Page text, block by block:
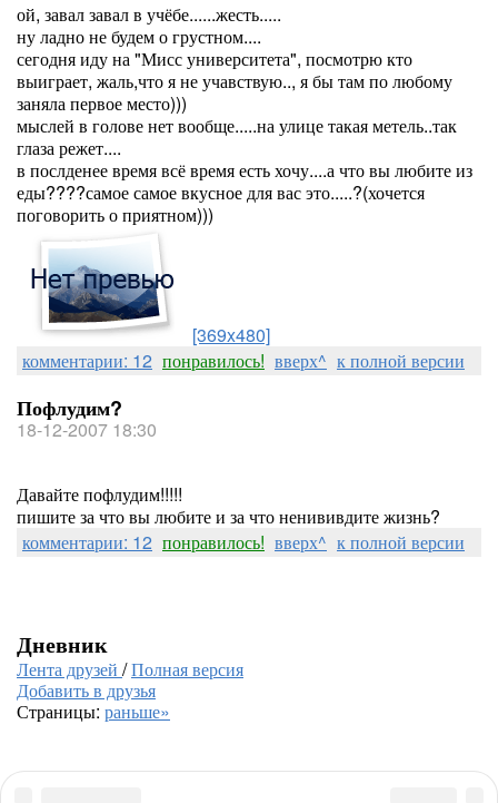
ой, завал завал в учёбе......жесть.....
ну ладно не будем о грустном....
сегодня иду на "Мисс университета", посмотрю кто
выиграет, жаль,что я не учавствую.., я бы там по любому
заняла первое место)))
мыслей в голове нет вообще.....на улице такая метель..так
глаза режет....
в послденее время всё время есть хочу....а что вы любите из
еды????самое самое вкусное для вас это.....?(хочется
поговорить о приятном)))
[369x480]
комментарии: 12 понравилось! вверх^ к полной версии
Пофлудим?
18-12-2007 18:30
Давайте пофлудим!!!!!
пишите за что вы любите и за что ненививдите жизнь?
комментарии: 12 понравилось! вверх^ к полной версии
Дневник
Лента друзей /Полная версия
Добавить в друзья
Страницы: раньше»